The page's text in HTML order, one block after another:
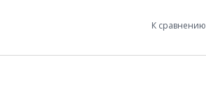
К сравнению